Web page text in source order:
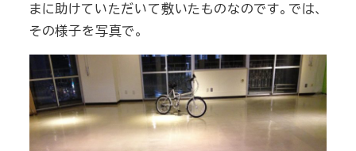
まに助けていただいて敷いたものなのです。では、
その様子を写真で。